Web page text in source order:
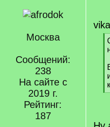
Москва
Сообщений:
238
На сайте с
2019 г.
Рейтинг:
187
[
[